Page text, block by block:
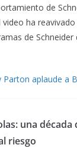
de
video ha
de
Parton aplaude a
una década
riesgo